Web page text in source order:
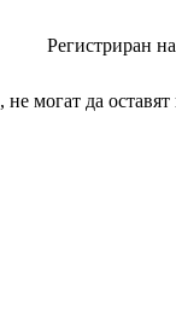
Регистриран
, не могат да